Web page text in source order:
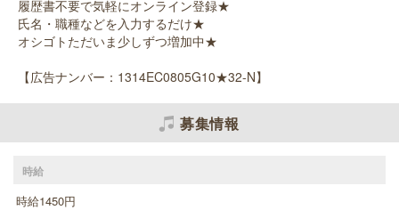
履歴書不要で気軽にオンライン登録★
氏名・職種などを入力するだけ★
オシゴトただいま少しずつ増加中★
【広告ナンバー：1314EC0805G10★32-N】
募集情報
時給
時給1450円